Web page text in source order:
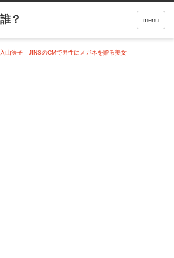
menu
入山法子 JINSのCMで男性にメガネを贈る美女